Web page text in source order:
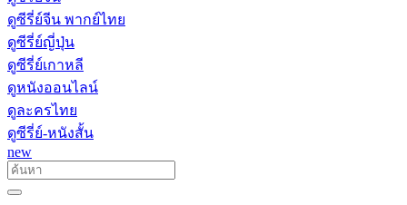
ดูซีรี่ย์จีน พากย์ไทย
ดูซีรี่ย์ญี่ปุ่น
ดูซีรี่ย์เกาหลี
ดูหนังออนไลน์
ดูละครไทย
ดูซีรี่ย์-หนังสั้น
new